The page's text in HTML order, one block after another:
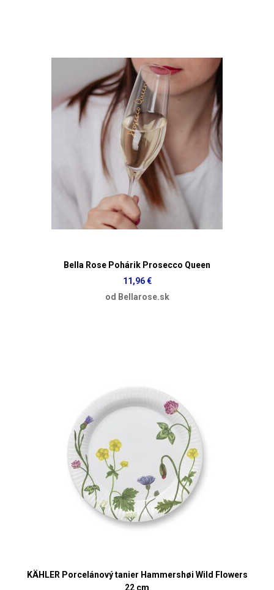
Bella Rose Pohárik Prosecco Queen
11,96 €
od Bellarose.sk
KÄHLER Porcelánový tanier Hammershøi Wild Flowers
22 cm